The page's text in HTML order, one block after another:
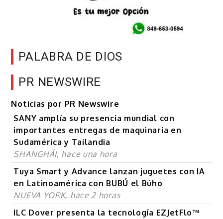
PALABRA DE DIOS
PR NEWSWIRE
Noticias por PR Newswire
SANY amplía su presencia mundial con
importantes entregas de maquinaria en
Sudamérica y Tailandia
SHANGHÁI, hace una hora
Tuya Smart y Advance lanzan juguetes con IA
en Latinoamérica con BUBÚ el Búho
NUEVA YORK, hace 2 horas
ILC Dover presenta la tecnología EZJetFlo™